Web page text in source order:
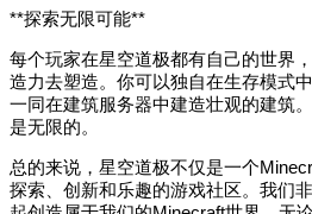
**探索无限可能**
每个玩家在星空道极都有自己的世界
造力去塑造。你可以独自在生存模式
一同在建筑服务器中建造壮观的建筑
是无限的。
总的来说，星空道极不仅是一个
探索、创新和乐趣的游戏社区。我们